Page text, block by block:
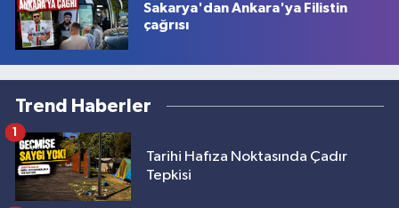
Sakarya'dan Ankara'ya Filistin
çağrısı
Trend Haberler
Tarihi Hafıza Noktasında Çadır
Tepkisi
1